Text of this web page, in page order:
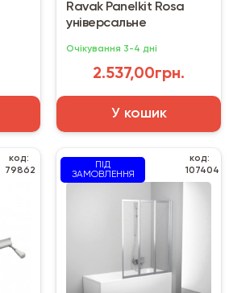
Ravak Panelkit Rosa
універсальне
Очікування 3-4 дні
2.537,00грн.
У кошик
код:
79862
ПІД
ЗАМОВЛЕННЯ
код:
107404